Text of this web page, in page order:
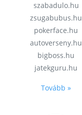
szabadulo.hu
zsugabubus.hu
pokerface.hu
autoverseny.hu
bigboss.hu
jatekguru.hu
Tovább »